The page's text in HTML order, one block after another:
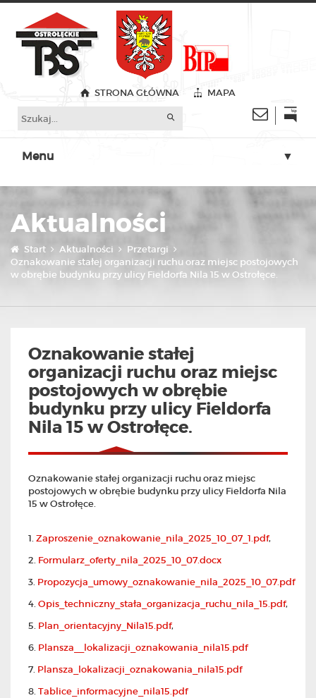
STRONA GŁÓWNA MAPA
Menu ▼
▼
▼
Aktualności
Start Aktualności
Przetargi
Oznakowanie stałej organizacji ruchu oraz miejsc postojowych
w obrębie budynku przy ulicy Fieldorfa Nila 15 w Ostrołęce.
Oznakowanie stałej
organizacji ruchu oraz miejsc
postojowych w obrębie
budynku przy ulicy Fieldorfa
Nila 15 w Ostrołęce.
Oznakowanie stałej organizacji ruchu oraz miejsc
postojowych w obrębie budynku przy ulicy Fieldorfa Nila
15 w Ostrołęce.
1. Zaproszenie_oznakowanie_nila_2025_10_07_1.pdf,
2. Formularz_oferty_nila_2025_10_07.docx
3. Propozycja_umowy_oznakowanie_nila_2025_10_07.pdf
4. Opis_techniczny_stała_organizacja_ruchu_nila_15.pdf,
5. Plan_orientacyjny_Nila15.pdf,
6. Plansza__lokalizacji_oznakowania_nila15.pdf
7. Plansza_lokalizacji_oznakowania_nila15.pdf
8. Tablice_informacyjne_nila15.pdf